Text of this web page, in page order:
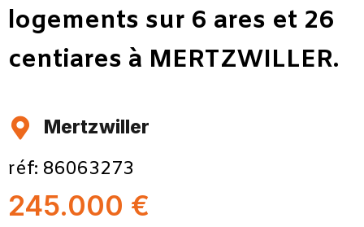
logements sur 6 ares et 26
centiares à MERTZWILLER.
Mertzwiller
réf: 86063273
245.000 €